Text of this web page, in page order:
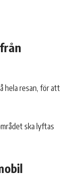
hela resan, för att
ska lyftas